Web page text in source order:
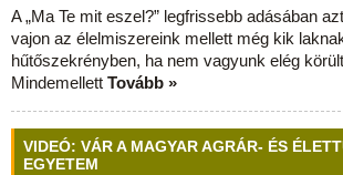
A „Ma Te mit eszel?” legfrissebb adásában
vajon az élelmiszereink mellett még kik
hűtőszekrényben, ha nem vagyunk elég
Mindemellett Tovább »
VIDEÓ: VÁR A MAGYAR AGRÁR- ÉS
EGYETEM